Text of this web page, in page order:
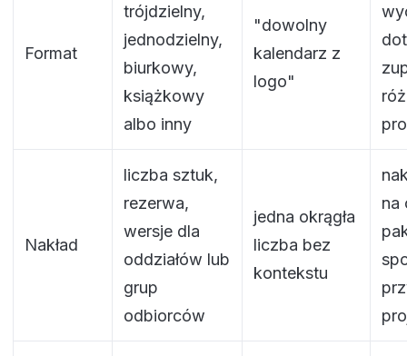
Format
trójdzielny,
jednodzielny,
biurkowy,
książkowy
albo inny
"dowolny
kalendarz z
logo"
Nakład
liczba sztuk,
rezerwa,
wersje dla
oddziałów lub
grup
odbiorców
jedna okrągła
liczba bez
kontekstu
na